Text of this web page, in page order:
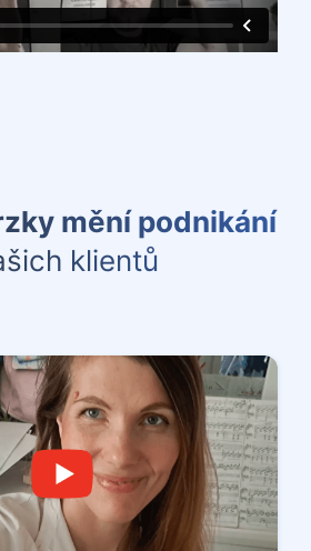
mění podnikání
klientů